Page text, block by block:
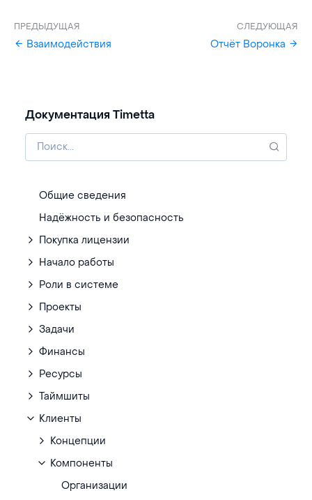
Документация Timetta
Общие сведения
Надёжность и безопасность
Покупка лицензии
Начало работы
Роли в системе
Проекты
Задачи
Финансы
Ресурсы
Таймшиты
Клиенты
Концепции
Компоненты
Организации
ПРЕДЫДУЩАЯ
Взаимодействия
СЛЕДУЮЩАЯ
Отчёт Воронка